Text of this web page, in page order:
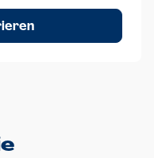
von jeweils einer
Richtungen